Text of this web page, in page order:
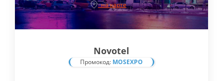
на карте
Novotel
Промокод: MOSEXPO